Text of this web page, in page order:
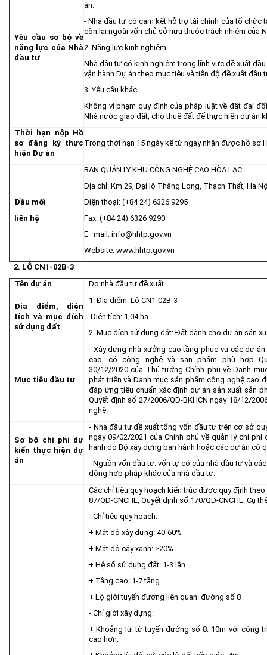
Yêu cầu sơ bộ về
năng lực của Nhà
đầu tư
án.
- Nhà đầu tư có cam kết hỗ trợ tài chính của tổ chức
còn lại ngoài vốn chủ sở hữu thuộc trách nhiệm của
2. Năng lực kinh nghiệm
Nhà đầu tư có kinh nghiệm trong lĩnh vực đề xuất
vận hành Dự án theo mục tiêu và tiến độ đề xuất đầu
3. Yêu cầu khác
Không vi phạm quy định của pháp luật về đất đai
Nhà nước giao đất, cho thuê đất để thực hiện dự án
Thời hạn nộp Hồ
sơ đăng ký thực
hiện Dự án
Trong thời hạn 15 ngày kể từ ngày nhận được hồ sơ
Đầu mối
liên hệ
BAN QUẢN LÝ KHU CÔNG NGHỆ CAO HÒA LẠC
Địa chỉ: Km 29, Đại lộ Thăng Long, Thạch Thất, Hà
Điện thoại: (+84 24) 6326 9295
Fax: (+84 24) 6326 9290
E–mail: info@hhtp.gov.vn
Website: www.hhtp.gov.vn
2. LÔ CN1-02B-3
Tên dự án
Do nhà đầu tư đề xuất
Địa điểm, diện
tích và mục đích
sử dụng đất
1. Địa điểm: Lô CN1-02B-3
Diện tích: 1,04 ha
2. Mục đích sử dụng đất: Đất dành cho dự án sản
Mục tiêu đầu tư
- Xây dựng nhà xưởng cao tầng phục vụ các dự
cao, có công nghệ và sản phẩm phù hợp
30/12/2020 của Thủ tướng Chính phủ về Danh
phát triển và Danh mục sản phẩm công nghệ cao
đáp ứng tiêu chuẩn xác định dự án sản xuất sản
Quyết định số 27/2006/QĐ-BKHCN ngày 18/12/
nghệ.
Sơ bộ chi phí dự
kiến thực hiện dự
án
- Nhà đầu tư đề xuất tổng vốn đầu tư trên cơ sở
ngày 09/02/2021 của Chính phủ về quản lý chi
hành do Bộ xây dựng ban hành hoặc các dự án có
- Nguồn vốn đầu tư: vốn tự có của nhà đầu tư và
động hợp pháp khác của nhà đầu tư.
Các chỉ tiêu quy hoạch kiến trúc được quy định
87/QĐ-CNCHL, Quyết định số 170/QĐ-CNCHL. Cụ
- Chỉ tiêu quy hoạch:
+ Mật độ xây dựng: 40-60%
+ Mật độ cây xanh: ≥20%
+ Hệ số sử dụng đất: 1-3 lần
+ Tầng cao: 1-7 tầng
+ Lộ giới tuyến đường liên quan: đường số 8
- Chỉ giới xây dựng:
+ Khoảng lùi từ tuyến đường số 8: 10m với công
cao hơn.